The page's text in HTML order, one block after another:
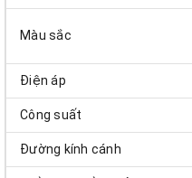
Màu sắc
Điện áp
Công suất
Đường kính cánh